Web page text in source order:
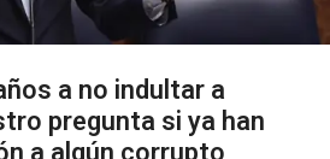
a no indultar a
pregunta si ya han